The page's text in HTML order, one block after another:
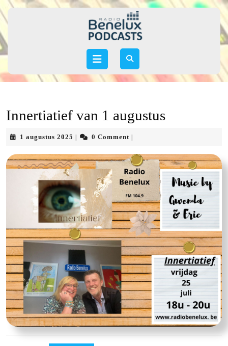
Skip
to
Open
Innertiatief van 1 augustus
1 augustus 2025 1
2025
0 Comment